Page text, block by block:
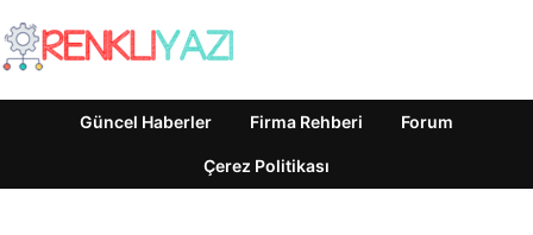
Güncel Haberler Firma Rehberi Forum
Çerez Politikası